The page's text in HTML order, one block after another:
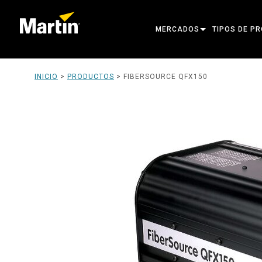
MERCADOS TIPOS DE
LUCES
POTENCIA Y
PRODUCTOS
INICIO > PRODUCTOS > FIBERSOURCE QFX150